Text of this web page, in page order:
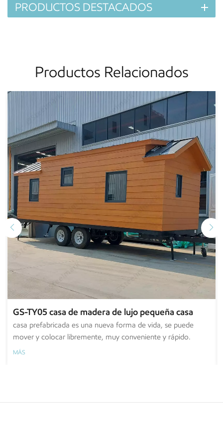
PRODUCTOS DESTACADOS
Productos Relacionados
Casa redonda prefabricada de acero ligero
Las casas de acero liviano son cada vez más populares entre
los clientes debido a su estilo único y facilidad de instalación.
MÁS